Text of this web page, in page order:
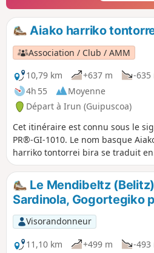
Aiako harriko
Association / Club / AMM
10,79 km
+637 m
-635
4h 55
Moyenne
Départ à Irun (Guipuscoa)
Cet itinéraire est connu sous le
PR®-GI-1010. Le nom basque
harriko tontorrei bira se traduit en
français par le tour des sommets
Trois Couronnes (Vuelta a las
Peñas de Aia en espagnol). Et cela
traduit exactement ce que c'est,
belle boucle autour des sommets
Trois Couronnes.
Le Mendibeltz
Sardinola, Gogortegiko
Visorandonneur
11,10 km
+499 m
-493